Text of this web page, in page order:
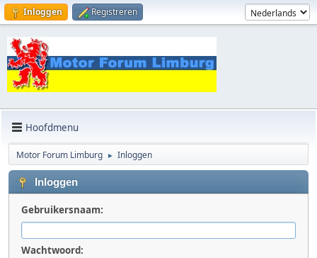
Inloggen Registreren
Hoofdmenu
Motor Forum Limburg ► Inloggen
Inloggen
Gebruikersnaam:
Wachtwoord: